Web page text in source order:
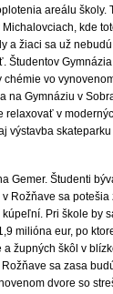
areálu školy.
kde
a žiaci sa už
Študentov
vo
na Gymnáziu v
relaxovať v
výstavba
Gemer. Študenti
Rožňave sa potešia
Pri škole by
milióna eur, po
župných škôl v
sa zasa
dvore so